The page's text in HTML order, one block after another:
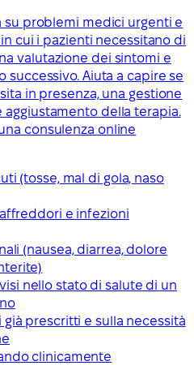
su problemi medici urgenti e
cui i pazienti necessitano di
valutazione dei sintomi e
successivo. Aiuta a capire se
in presenza, una gestione
della terapia.
consulenza online
(tosse, mal di gola, naso
e infezioni
(nausea, diarrea, dolore
nello stato di salute di un
prescritti e sulla necessità
clinicamente